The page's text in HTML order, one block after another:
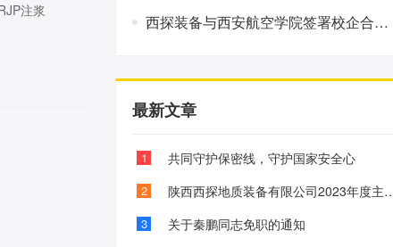
注浆
西探装备与西安航空学院签署校企合作协议
最新文章
1 共同守护保密线，守护国家安全心
2 陕西西探地质装备有限公
3 关于秦鹏同志免职的通知